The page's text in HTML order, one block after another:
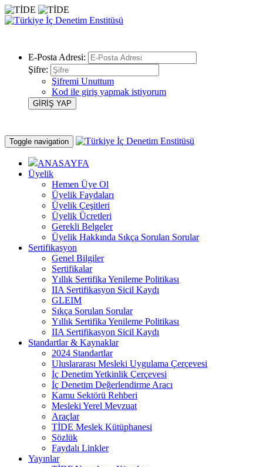
E-Posta Adresi:
Şifre:
Şifremi Unuttum
Kod ile giriş yapmak istiyorum
Toggle navigation
ANASAYFA
Üyelik
Hemen Üye Ol
Üyelik Faydaları
Üyelik Çeşitleri
Üyelik Ücretleri
Gerekli Belgeler
Üyelik Hakkında Sıkça Sorulan Sorular
Sertifikasyon
Genel Bilgiler
Sertifikalar
Yıllık Sertifika Yenileme Politikası
IIA Sertifikasyon Sicil Kaydı
GLEIM
Sıkça Sorulan Sorular
Yıllık Sertifika Yenileme Politikası
IIA Sertifikasyon Sicil Kaydı
Standartlar & Kaynaklar
2024 Standartlar
Uluslararası Mesleki Uygulama Çerçevesi
İç Denetim Yetkinlik Çerçevesi
İç Denetim Değerlendirme Aracı
Kamu Sektörü Rehberi
Mesleki Yerel Mevzuat
Araçlar
TİDE Meslek Kütüphanesi
Sözlük
Faydalı Linkler
Yayınlar